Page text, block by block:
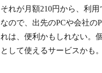
それが月額210円から、利
なので、出先のPCや会社の
れは、便利かもしれない。
として使えるサービスかも。